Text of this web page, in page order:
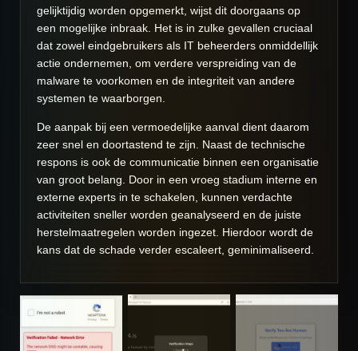
gelijktijdig worden opgemerkt, wijst dit doorgaans op
een mogelijke inbraak. Het is in zulke gevallen cruciaal
dat zowel eindgebruikers als IT beheerders onmiddellijk
actie ondernemen, om verdere verspreiding van de
malware te voorkomen en de integriteit van andere
systemen te waarborgen.
De aanpak bij een vermoedelijke aanval dient daarom
zeer snel en doortastend te zijn. Naast de technische
respons is ook de communicatie binnen een organisatie
van groot belang. Door in een vroeg stadium interne en
externe experts in te schakelen, kunnen verdachte
activiteiten sneller worden geanalyseerd en de juiste
herstelmaatregelen worden ingezet. Hierdoor wordt de
kans dat de schade verder escaleert, geminimaliseerd.